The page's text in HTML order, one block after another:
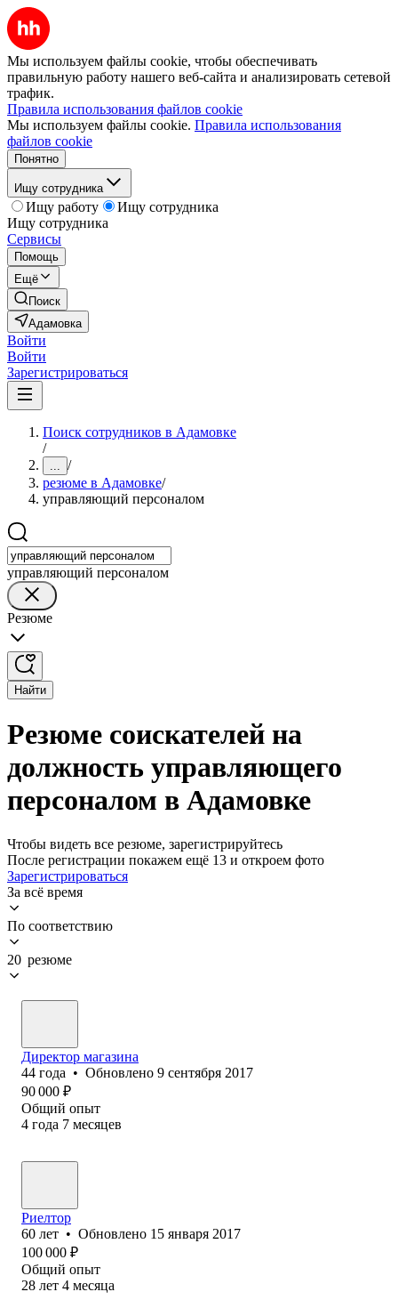
Мы используем файлы cookie, чтобы обеспечивать
правильную работу нашего веб-сайта и анализировать сетевой
трафик.
Правила использования файлов cookie
Мы используем файлы cookie. Правила использования
файлов cookie
Понятно
Ищу сотрудника
Ищу работу
Ищу сотрудника
Ищу сотрудника
Сервисы
Помощь
Ещё
Поиск
Адамовка
Войти
Войти
Зарегистрироваться
Поиск сотрудников в Адамовке
/
... /
резюме в Адамовке/
управляющий персоналом
управляющий персоналом
Резюме
Найти
Резюме соискателей на
должность управляющего
персоналом в Адамовке
Чтобы видеть все резюме, зарегистрируйтесь
После регистрации покажем ещё 13 и откроем фото
Зарегистрироваться
За всё время
По соответствию
20 резюме
Директор магазина
44 года • Обновлено 9 сентября 2017
90 000 ₽
Общий опыт
4 года 7 месяцев
Риелтор
60 лет • Обновлено 15 января 2017
100 000 ₽
Общий опыт
28 лет 4 месяца